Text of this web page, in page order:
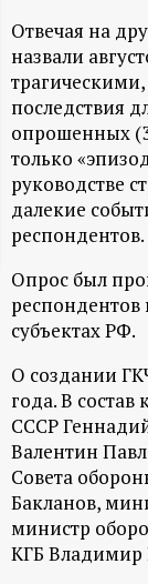
ф
о
р
м
а
ц
и
о
н
н
ы
Отвечая на
назвали
последствия
опрошенных
только
руководстве
далекие
респондентов.
Опрос был
респондентов
субъектах РФ.
О создании
года. В
СССР
Валентин
Совета
Бакланов,
министр
КГБ Владимир